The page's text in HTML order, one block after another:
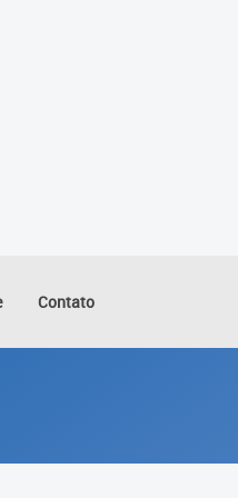
Contato